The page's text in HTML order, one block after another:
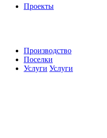
Проекты
Производство
Поселки
Услуги Услуги